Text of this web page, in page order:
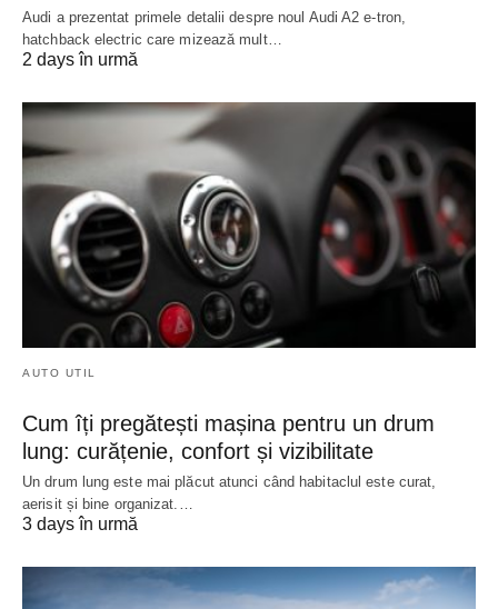
Audi a prezentat primele detalii despre noul Audi A2 e-tron,
hatchback electric care mizează mult…
2 days în urmă
AUTO UTIL
Cum îți pregătești mașina pentru un drum
lung: curățenie, confort și vizibilitate
Un drum lung este mai plăcut atunci când habitaclul este curat,
aerisit și bine organizat.…
3 days în urmă